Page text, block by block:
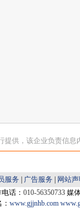
提供，该企业负责信
服务 广告服务
网站
话： 010-56350733 媒
www.gjjnhb.com